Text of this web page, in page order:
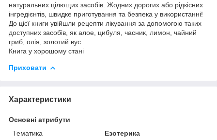
натуральних цілющих засобів. Жодних дорогих або рідкісних
інгредієнтів, швидке приготування та безпека у використанні!
До цієї книги увійшли рецепти лікування за допомогою таких
доступних засобів, як алое, цибуля, часник, лимон, чайний
гриб, олія, золотий вус.
Книга у хорошому стані
Приховати
Характеристики
Основні атрибути
Тематика
Езотерика